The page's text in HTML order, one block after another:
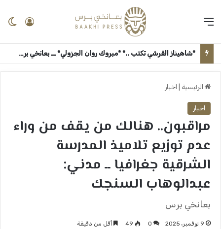
*شاهيناز القرشي تكتب ..* *مبروك روان الجزولي* ــ بعانخي برس
الرئيسية اخبار
اخبار
مراقبون.. هنالك من يقف من وراء
عدم توزيع تلاميذ المدرسة
الشرقية جغرافيا ــ مدني:
عبدالوهاب السنجك
بعانخي برس
9 نوفمبر، 2025 0
49 أقل من دقيقة